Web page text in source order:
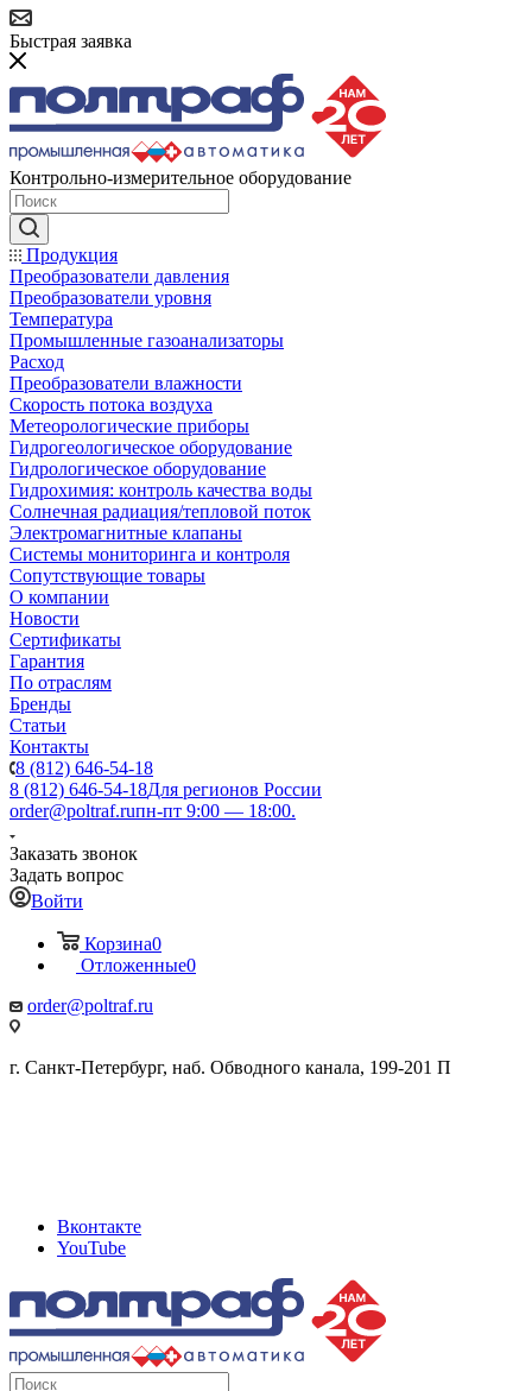
Быстрая заявка
Контрольно-измерительное оборудование
Продукция
Преобразователи давления
Преобразователи уровня
Температура
Промышленные газоанализаторы
Расход
Преобразователи влажности
Скорость потока воздуха
Метеорологические приборы
Гидрогеологическое оборудование
Гидрологическое оборудование
Гидрохимия: контроль качества воды
Солнечная радиация/тепловой поток
Электромагнитные клапаны
Системы мониторинга и контроля
Сопутствующие товары
О компании
Новости
Сертификаты
Гарантия
По отраслям
Бренды
Статьи
Контакты
8 (812) 646-54-18
8 (812) 646-54-18Для регионов России
order@poltraf.ruпн-пт 9:00 — 18:00.
Заказать звонок
Задать вопрос
Войти
Корзина0
Отложенные0
order@poltraf.ru
г. Санкт-Петербург, наб. Обводного канала, 199-201 П
Вконтакте
YouTube